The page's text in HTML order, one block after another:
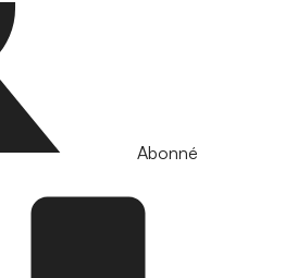
Abonné